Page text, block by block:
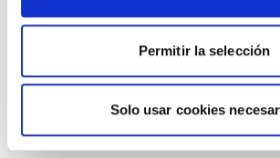
Permitir la selección
Solo usar cookies